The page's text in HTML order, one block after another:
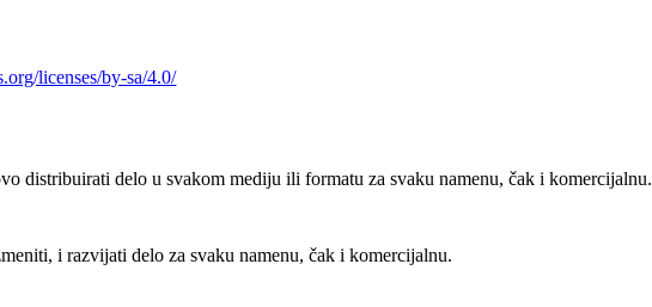
licenses/by-sa/4.0/
distribuirati delo u svakom mediju ili formatu za svaku namenu, čak i komercijalnu.
i razvijati delo za svaku namenu, čak i komercijalnu.